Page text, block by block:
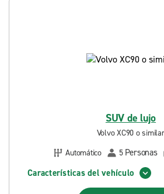
SUV de lujo
Volvo XC90 o
Automático
5 Personas
Características del vehículo